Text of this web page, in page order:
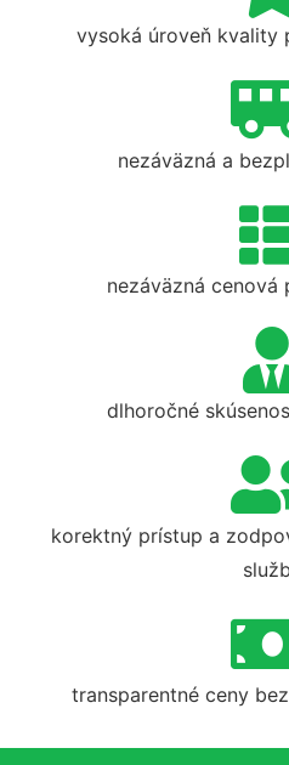
vysoká úroveň kvality
nezáväzná a
nezáväzná cenová
dlhoročné
korektný prístup a
transparentné ceny